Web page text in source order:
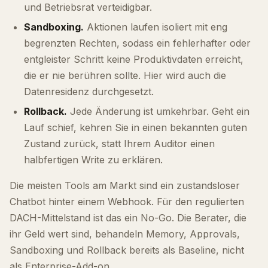
und Betriebsrat verteidigbar.
Sandboxing. Aktionen laufen isoliert mit eng
begrenzten Rechten, sodass ein fehlerhafter oder
entgleister Schritt keine Produktivdaten erreicht,
die er nie berühren sollte. Hier wird auch die
Datenresidenz durchgesetzt.
Rollback. Jede Änderung ist umkehrbar. Geht ein
Lauf schief, kehren Sie in einen bekannten guten
Zustand zurück, statt Ihrem Auditor einen
halbfertigen Write zu erklären.
Die meisten Tools am Markt sind ein zustandsloser
Chatbot hinter einem Webhook. Für den regulierten
DACH-Mittelstand ist das ein No-Go. Die Berater, die
ihr Geld wert sind, behandeln Memory, Approvals,
Sandboxing und Rollback bereits als Baseline, nicht